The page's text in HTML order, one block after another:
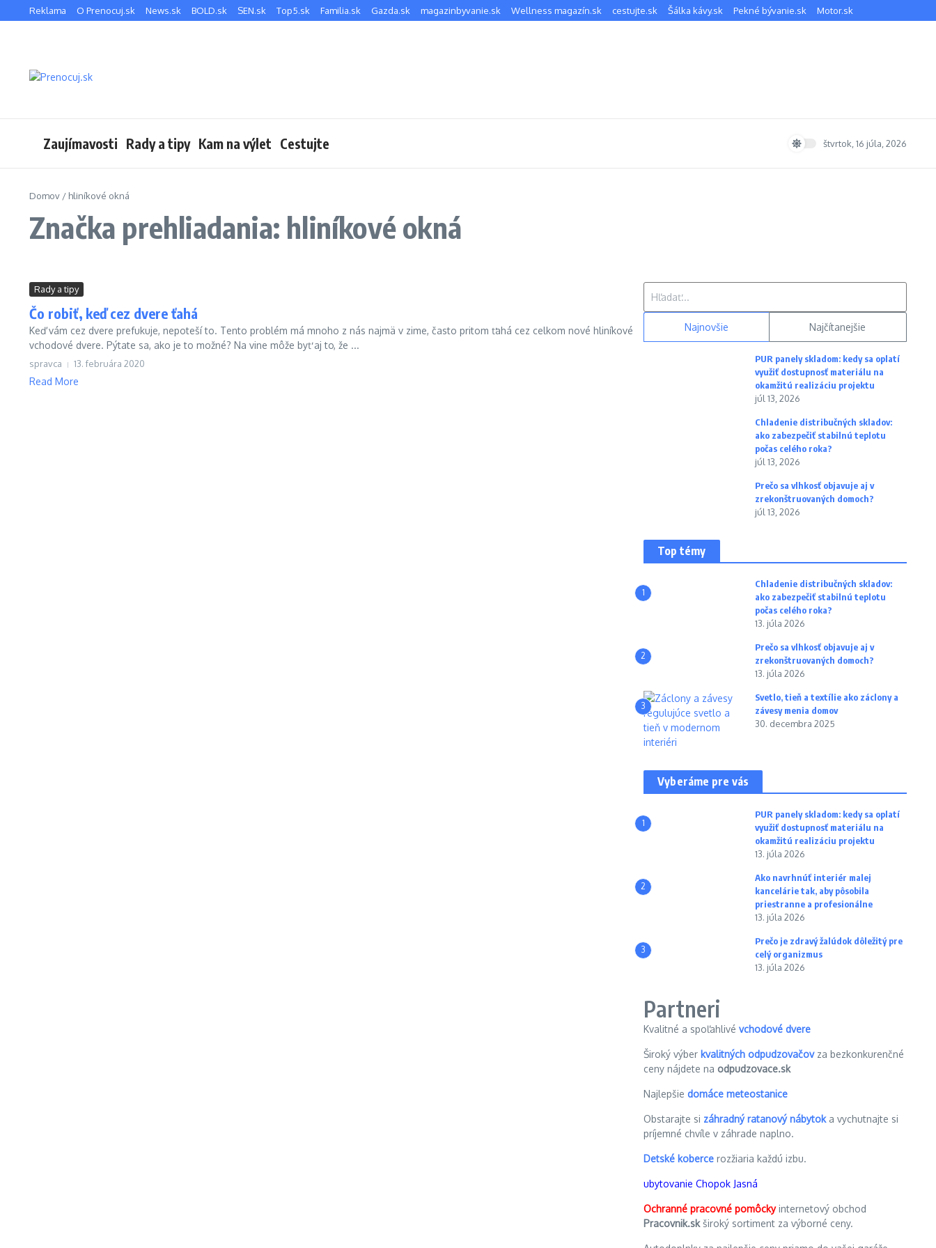
Preskočiť na obsah
Reklama O Prenocuj.sk News.sk BOLD.sk SEN.sk Top5.sk Familia.sk Gazda.sk magazinbyvanie.sk Wellness magazín.sk cestujte.sk Šálka kávy.sk Pekné bývanie.sk Motor.sk
Zaujímavosti Rady a tipy Kam na výlet Cestujte štvrtok, 16 júla, 2026
Domov / hliníkové okná
Značka prehliadania: hliníkové okná
Rady a tipy
Čo robiť, keď cez dvere ťahá
Keď vám cez dvere prefukuje, nepoteší to. Tento problém má mnoho z nás najmä v zime, často pritom ťahá cez celkom nové hliníkové
vchodové dvere. Pýtate sa, ako je to možné? Na vine môže byť aj to, že ...
spravca 13. februára 2020
Read More
Najnovšie Najčítanejšie
PUR panely skladom: kedy sa oplatí
využiť dostupnosť materiálu na
okamžitú realizáciu projektu
júl 13, 2026
Chladenie distribučných skladov:
ako zabezpečiť stabilnú teplotu
počas celého roka?
júl 13, 2026
Prečo sa vlhkosť objavuje aj v
zrekonštruovaných domoch?
júl 13, 2026
Top témy
1
Chladenie distribučných skladov:
ako zabezpečiť stabilnú teplotu
počas celého roka?
13. júla 2026
2
Prečo sa vlhkosť objavuje aj v
zrekonštruovaných domoch?
13. júla 2026
3
Svetlo, tieň a textílie ako záclony a
závesy menia domov
30. decembra 2025
Vyberáme pre vás
1
PUR panely skladom: kedy sa oplatí
využiť dostupnosť materiálu na
okamžitú realizáciu projektu
13. júla 2026
2
Ako navrhnúť interiér malej
kancelárie tak, aby pôsobila
priestranne a profesionálne
13. júla 2026
3
Prečo je zdravý žalúdok dôležitý pre
celý organizmus
13. júla 2026
Partneri
Kvalitné a spoľahlivé vchodové dvere
Široký výber kvalitných odpudzovačovza bezkonkurenčné
ceny nájdete na odpudzovace.sk
Najlepšie domáce meteostanice
Obstarajte si záhradný ratanový nábytoka vychutnajte si
príjemné chvíle v záhrade naplno.
Detské koberce rozžiaria každú izbu.
ubytovanie Chopok Jasná
Ochranné pracovné pomôckyinternetový obchod
Pracovnik.skširoký sortiment za výborné ceny.